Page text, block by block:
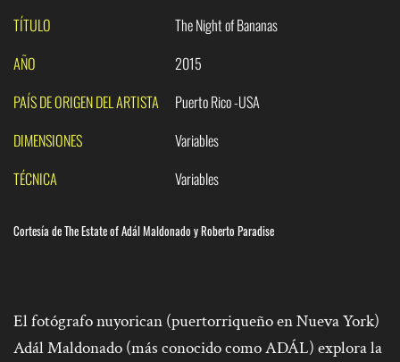
TÍTULO
The Night of Bananas
AÑO
2015
PAÍS DE ORIGEN DEL ARTISTA
Puerto Rico -USA
DIMENSIONES
Variables
TÉCNICA
Variables
Cortesía de The Estate of Adál Maldonado y Roberto Paradise
El fotógrafo nuyorican (puertorriqueño en Nueva York)
Adál Maldonado (más conocido como ADÁL) explora la